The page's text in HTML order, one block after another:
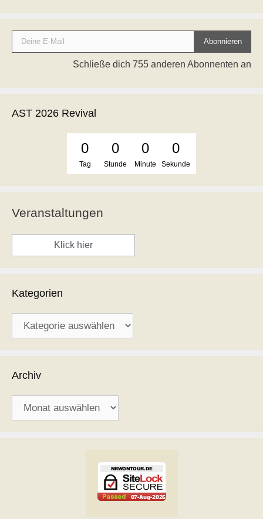
Deine E-Mail
Abonnieren
Schließe dich 755 anderen Abonnenten an
AST 2026 Revival
0
Tag
0
Stunde
0
Minute
0
Sekunde
Veranstaltungen
Klick hier
Kategorien
Kategorien
Archiv
Archiv